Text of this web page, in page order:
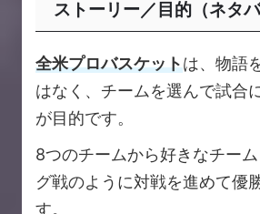
ストーリー／目的（ネタバ
全米プロバスケットは、物語
はなく、チームを選んで試合
が目的です。
8つのチームから好きなチー
グ戦のように対戦を進めて優
す。